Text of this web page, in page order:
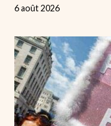
6 août 2026